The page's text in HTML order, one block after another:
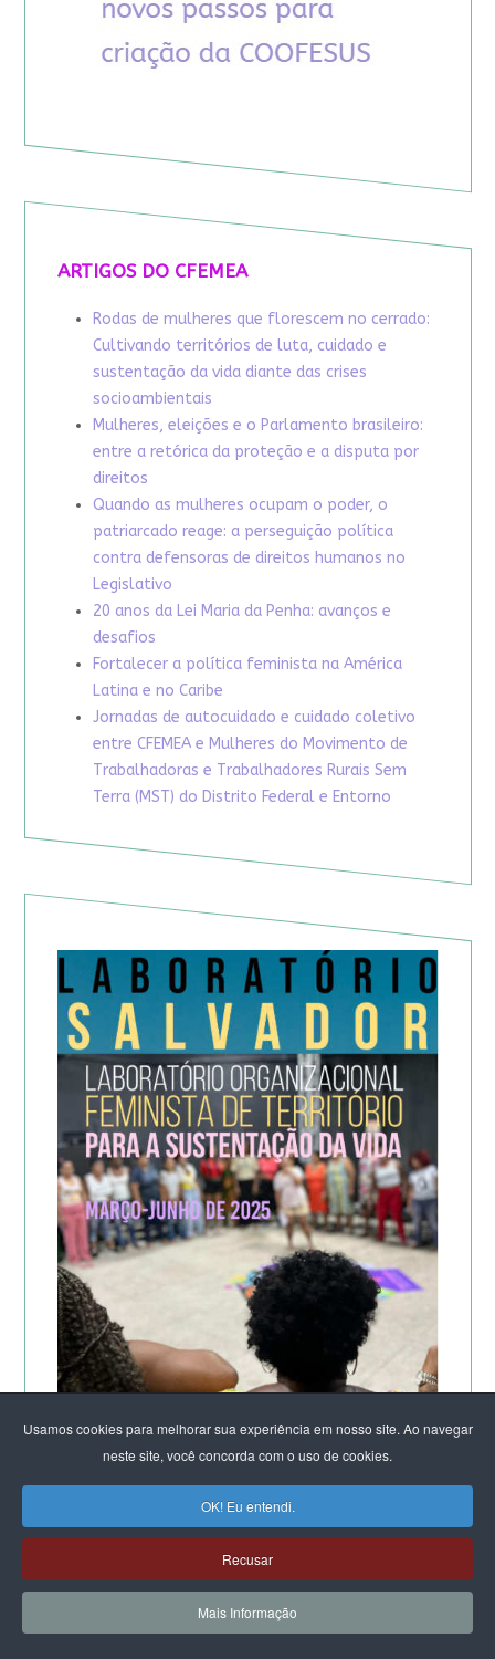
Usamos cookies para melhorar sua experiência em nosso site. Ao navegar
neste site, você concorda com o uso de cookies.
OK! Eu entendi.
Recusar
Mais Informação
ARTIGOS DO CFEMEA
Rodas de mulheres que florescem no cerrado:
Cultivando territórios de luta, cuidado e
sustentação da vida diante das crises
socioambientais
Mulheres, eleições e o Parlamento brasileiro:
entre a retórica da proteção e a disputa por
direitos
Quando as mulheres ocupam o poder, o
patriarcado reage: a perseguição política
contra defensoras de direitos humanos no
Legislativo
20 anos da Lei Maria da Penha: avanços e
desafios
Fortalecer a política feminista na América
Latina e no Caribe
Jornadas de autocuidado e cuidado coletivo
entre CFEMEA e Mulheres do Movimento de
Trabalhadoras e Trabalhadores Rurais Sem
Terra (MST) do Distrito Federal e Entorno
FEMINISTA PARA A SUSTENTAÇÃO DA VIDA
DE SALVADOR